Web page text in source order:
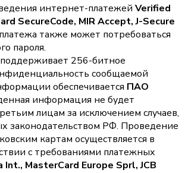
интернет-платежей Verified
SecureCode, MIR Accept, J-Secure
также может потребоваться
пароля.
256-битное
сообщаемой
обеспечивается ПАО
информация не будет
лицам за исключением случаев,
законодательством РФ. Проведение
картам осуществляется в
с требованиями платежных
MasterCard Europe Sprl, JCB